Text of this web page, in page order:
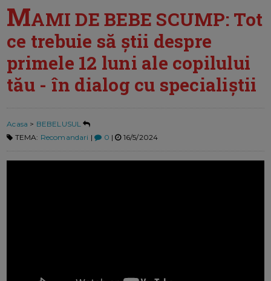
MAMI DE BEBE SCUMP: Tot
ce trebuie să știi despre
primele 12 luni ale copilului
tău - în dialog cu specialiștii
Acasa > BEBELUSUL
TEMA: Recomandari | 0 | 16/5/2024